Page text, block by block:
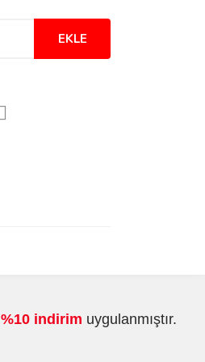
EKLE
%10 indirim uygulanmıştır.